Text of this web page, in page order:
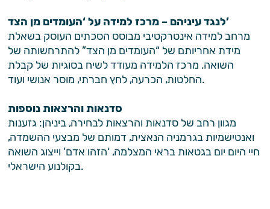
לנגד עיניהם – מרכז למידה על ‘העומדים מן הצד’
מרחב למידה אינטרקטיבי מבוסס הסכתים העוסק בשאלת
מידת אחריותם של “העומדים מן הצד” להתרחשותה של
השואה. מרכז הלמידה מעודד לשיח בסוגיות של קבלת
החלטות, הכרעה, לחץ חברתי, מוסר אנושי ועוד.
סדנאות והרצאות נוספות
מגוון רחב של סדנאות והרצאות לבחירה, ביניהן: גזענות
ואנטישמיות בגרמניה הנאצית, דמותם של מבצעי ההשמדה,
חיי היום יום בגטאות בראי המצלמה, ‘הזהו אדם’ וייצוג השואה
בקולנוע הישראלי.